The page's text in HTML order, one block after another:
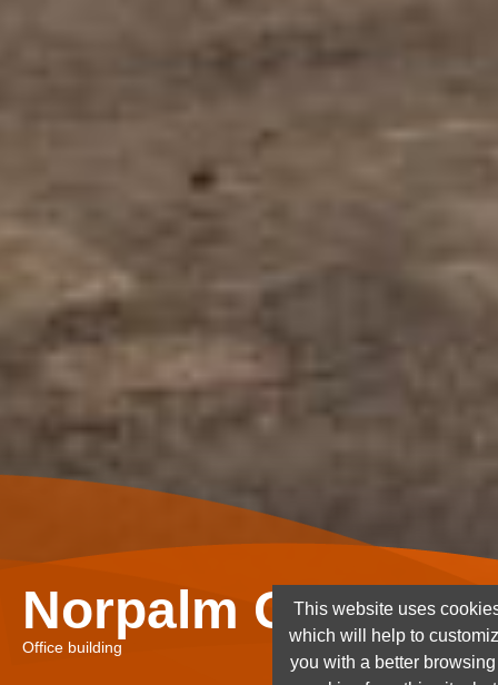
Norpalm Ghana
Office building
This website uses
which will help to
you with a better